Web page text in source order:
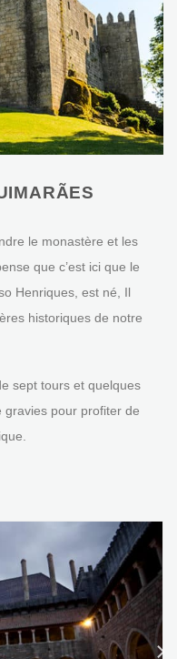
le monastère et les
que c’est ici que le
Henriques, est né, Il
historiques de notre
sept tours et quelques
gravies pour profiter de